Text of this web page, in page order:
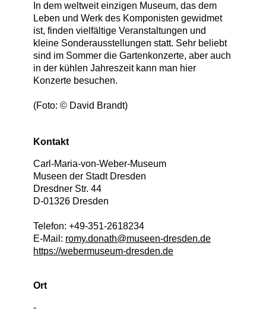
In dem weltweit einzigen Museum, das dem
Leben und Werk des Komponisten gewidmet
ist, finden vielfältige Veranstaltungen und
kleine Sonderausstellungen statt. Sehr beliebt
sind im Sommer die Gartenkonzerte, aber auch
in der kühlen Jahreszeit kann man hier
Konzerte besuchen.
(Foto: © David Brandt)
Kontakt
Carl-Maria-von-Weber-Museum
Museen der Stadt Dresden
Dresdner Str. 44
D-01326 Dresden
Telefon: +49-351-2618234
E-Mail: romy.donath@museen-dresden.de
https://webermuseum-dresden.de
Ort
-